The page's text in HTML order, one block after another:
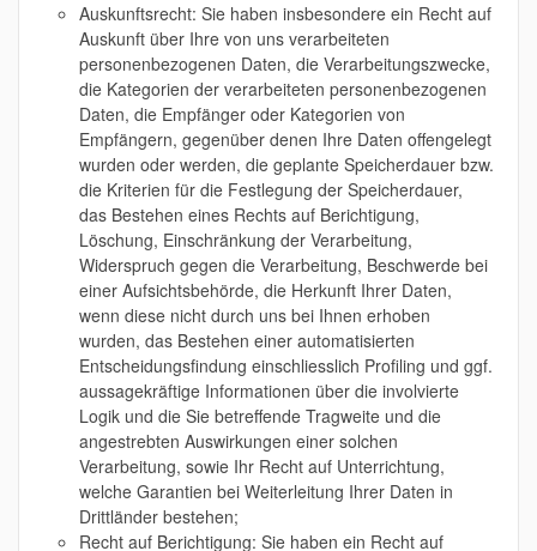
Auskunftsrecht: Sie haben insbesondere ein Recht auf
Auskunft über Ihre von uns verarbeiteten
personenbezogenen Daten, die Verarbeitungszwecke,
die Kategorien der verarbeiteten personenbezogenen
Daten, die Empfänger oder Kategorien von
Empfängern, gegenüber denen Ihre Daten offengelegt
wurden oder werden, die geplante Speicherdauer bzw.
die Kriterien für die Festlegung der Speicherdauer,
das Bestehen eines Rechts auf Berichtigung,
Löschung, Einschränkung der Verarbeitung,
Widerspruch gegen die Verarbeitung, Beschwerde bei
einer Aufsichtsbehörde, die Herkunft Ihrer Daten,
wenn diese nicht durch uns bei Ihnen erhoben
wurden, das Bestehen einer automatisierten
Entscheidungsfindung einschliesslich Profiling und ggf.
aussagekräftige Informationen über die involvierte
Logik und die Sie betreffende Tragweite und die
angestrebten Auswirkungen einer solchen
Verarbeitung, sowie Ihr Recht auf Unterrichtung,
welche Garantien bei Weiterleitung Ihrer Daten in
Drittländer bestehen;
Recht auf Berichtigung: Sie haben ein Recht auf